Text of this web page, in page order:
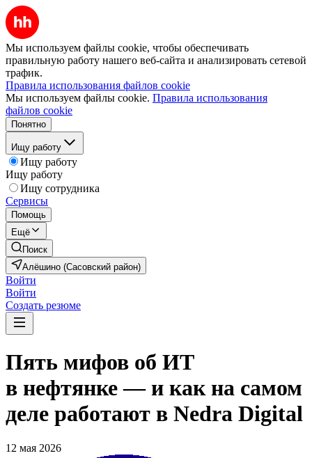
Мы используем файлы cookie, чтобы обеспечивать
правильную работу нашего веб-сайта и анализировать сетевой
трафик.
Правила использования файлов cookie
Мы используем файлы cookie. Правила использования
файлов cookie
Понятно
Ищу работу
Ищу работу
Ищу работу
Ищу сотрудника
Сервисы
Помощь
Ещё
Поиск
Алёшино (Сасовский район)
Войти
Войти
Создать резюме
Пять мифов об ИТ
в нефтянке — и как на самом
деле работают в Nedra Digital
12 мая 2026